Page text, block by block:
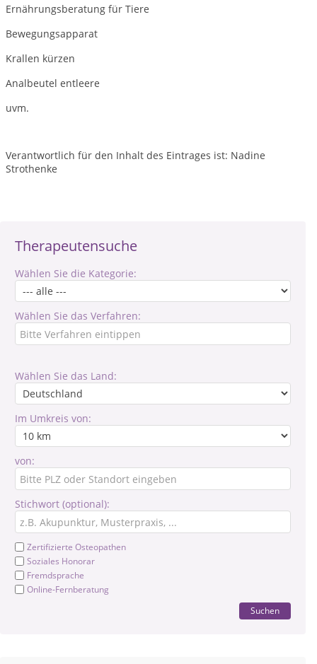
Therapeutensuche
Wählen Sie die Kategorie:
Wählen Sie das Verfahren:
Wählen Sie das Land:
Im Umkreis von:
von:
Stichwort (optional):
Zertifizierte Osteopathen
Soziales Honorar
Fremdsprache
Online-Fernberatung
Suchen
Ernährungsberatung für Tiere
Bewegungsapparat
Krallen kürzen
Analbeutel entleere
uvm.
Verantwortlich für den Inhalt des Eintrages ist: Nadine
Strothenke